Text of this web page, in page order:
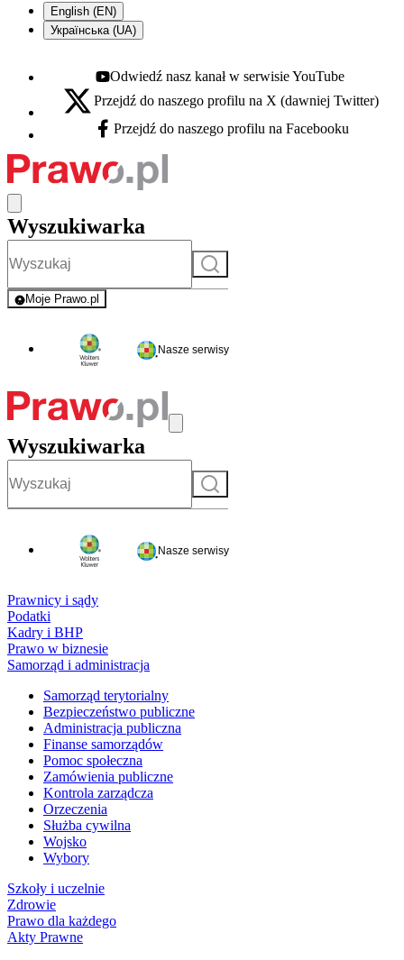
English (EN)
Українська (UA)
Youtube - otwiera się w nowej karcie
Odwiedź nasz kanał w serwisie YouTube
X - otwiera się w nowej karcie
Przejdź do naszego profilu na X (dawniej Twitter)
Facebook - otwiera się w nowej karcie
Przejdź do naszego profilu na Facebooku
Wyszukiwarka
Szukaj
Moje Prawo.pl
- rejestracja i logowanie do serwisu
Nasze serwisy
Wyszukiwarka
Szukaj
Nasze serwisy
Prawnicy i sądy
Podatki
Kadry i BHP
Prawo w biznesie
Samorząd i administracja
Samorząd terytorialny
Bezpieczeństwo publiczne
Administracja publiczna
Finanse samorządów
Pomoc społeczna
Zamówienia publiczne
Kontrola zarządcza
Orzeczenia
Służba cywilna
Wojsko
Wybory
Szkoły i uczelnie
Zdrowie
Prawo dla każdego
Akty Prawne